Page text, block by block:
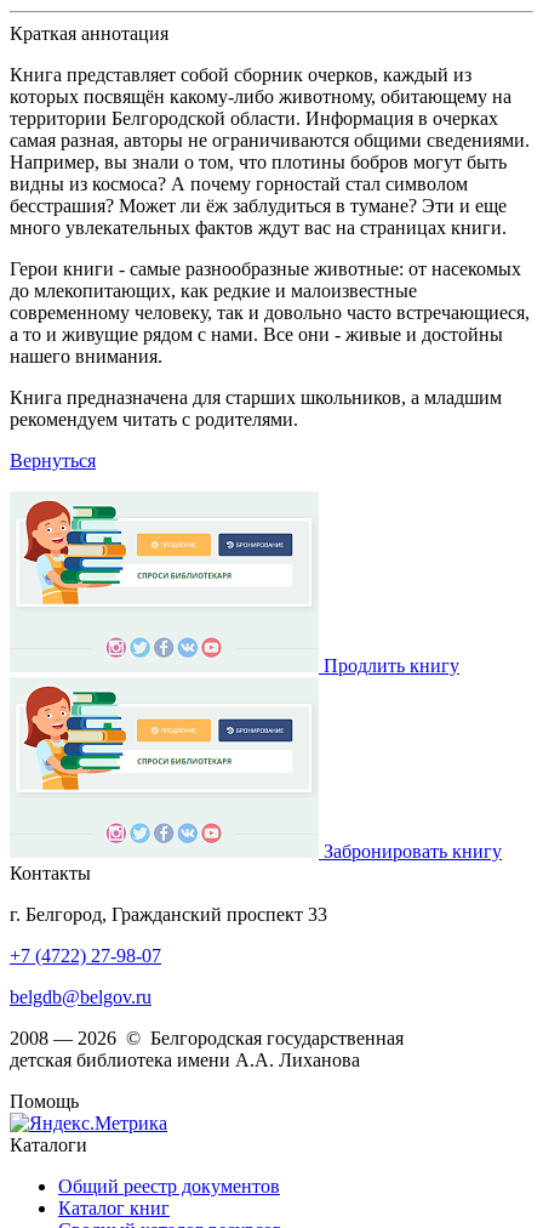
Краткая аннотация
Книга представляет собой сборник очерков, каждый из
которых посвящён какому-либо животному, обитающему на
территории Белгородской области. Информация в очерках
самая разная, авторы не ограничиваются общими сведениями.
Например, вы знали о том, что плотины бобров могут быть
видны из космоса? А почему горностай стал символом
бесстрашия? Может ли ёж заблудиться в тумане? Эти и еще
много увлекательных фактов ждут вас на страницах книги.
Герои книги - самые разнообразные животные: от насекомых
до млекопитающих, как редкие и малоизвестные
современному человеку, так и довольно часто встречающиеся,
а то и живущие рядом с нами. Все они - живые и достойны
нашего внимания.
Книга предназначена для старших школьников, а младшим
рекомендуем читать с родителями.
Вернуться
Продлить книгу
Забронировать книгу
Контакты
г. Белгород, Гражданский проспект 33
+7 (4722) 27-98-07
belgdb@belgov.ru
2008 — 2026 © Белгородская государственная
детская библиотека имени А.А. Лиханова
Помощь
Каталоги
Общий реестр документов
Каталог книг